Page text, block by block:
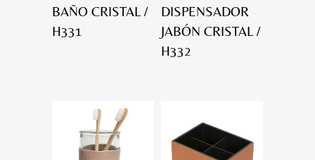
BAÑO CRISTAL /
H331
DISPENSADOR
JABÓN CRISTAL /
H332